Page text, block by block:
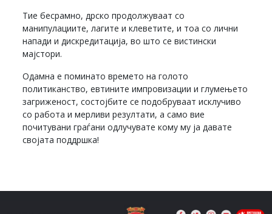
Тие бесрамно, дрско продолжуваат со
манипулациите, лагите и клеветите, и тоа со лични
напади и дискредитација, во што се вистински
мајстори.
Одамна е поминато времето на голото
политиканство, евтините импровизации и глумењето
загриженост, состојбите се подобруваат исклучиво
со работа и мерливи резултати, а само вие
почитувани граѓани одлучувате кому му ја давате
својата поддршка!